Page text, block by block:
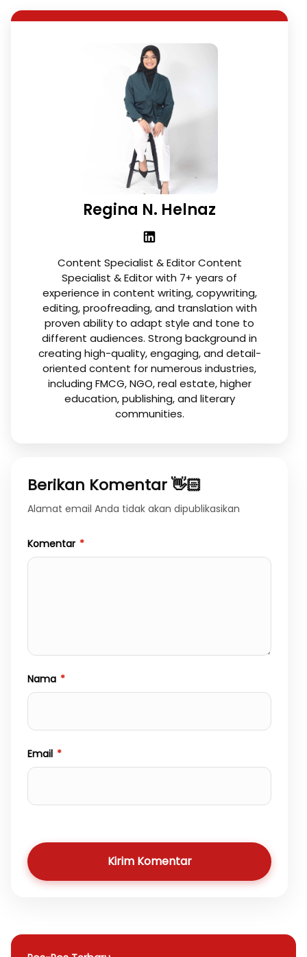
Regina N. Helnaz
Content Specialist & Editor Content
Specialist & Editor with 7+ years of
experience in content writing, copywriting,
editing, proofreading, and translation with
proven ability to adapt style and tone to
different audiences. Strong background in
creating high-quality, engaging, and detail-
oriented content for numerous industries,
including FMCG, NGO, real estate, higher
education, publishing, and literary
communities.
Berikan Komentar 👋🏻
Alamat email Anda tidak akan dipublikasikan
Komentar *
Nama *
Email *
Kirim Komentar